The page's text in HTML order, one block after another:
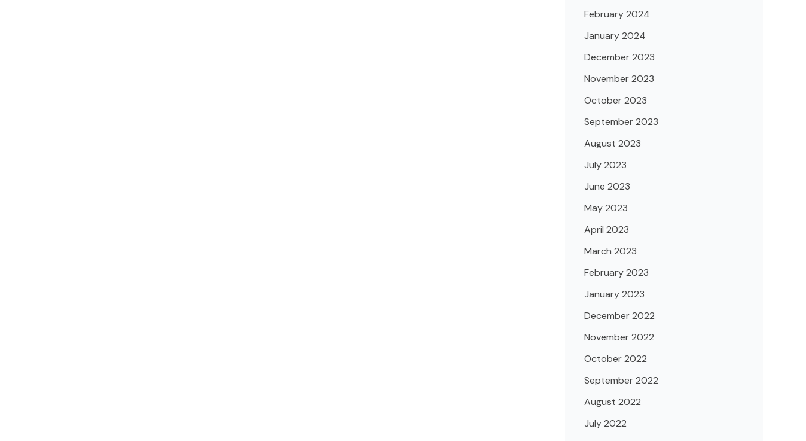
February 2024
January 2024
December 2023
November 2023
October 2023
September 2023
August 2023
July 2023
June 2023
May 2023
April 2023
March 2023
February 2023
January 2023
December 2022
November 2022
October 2022
September 2022
August 2022
July 2022